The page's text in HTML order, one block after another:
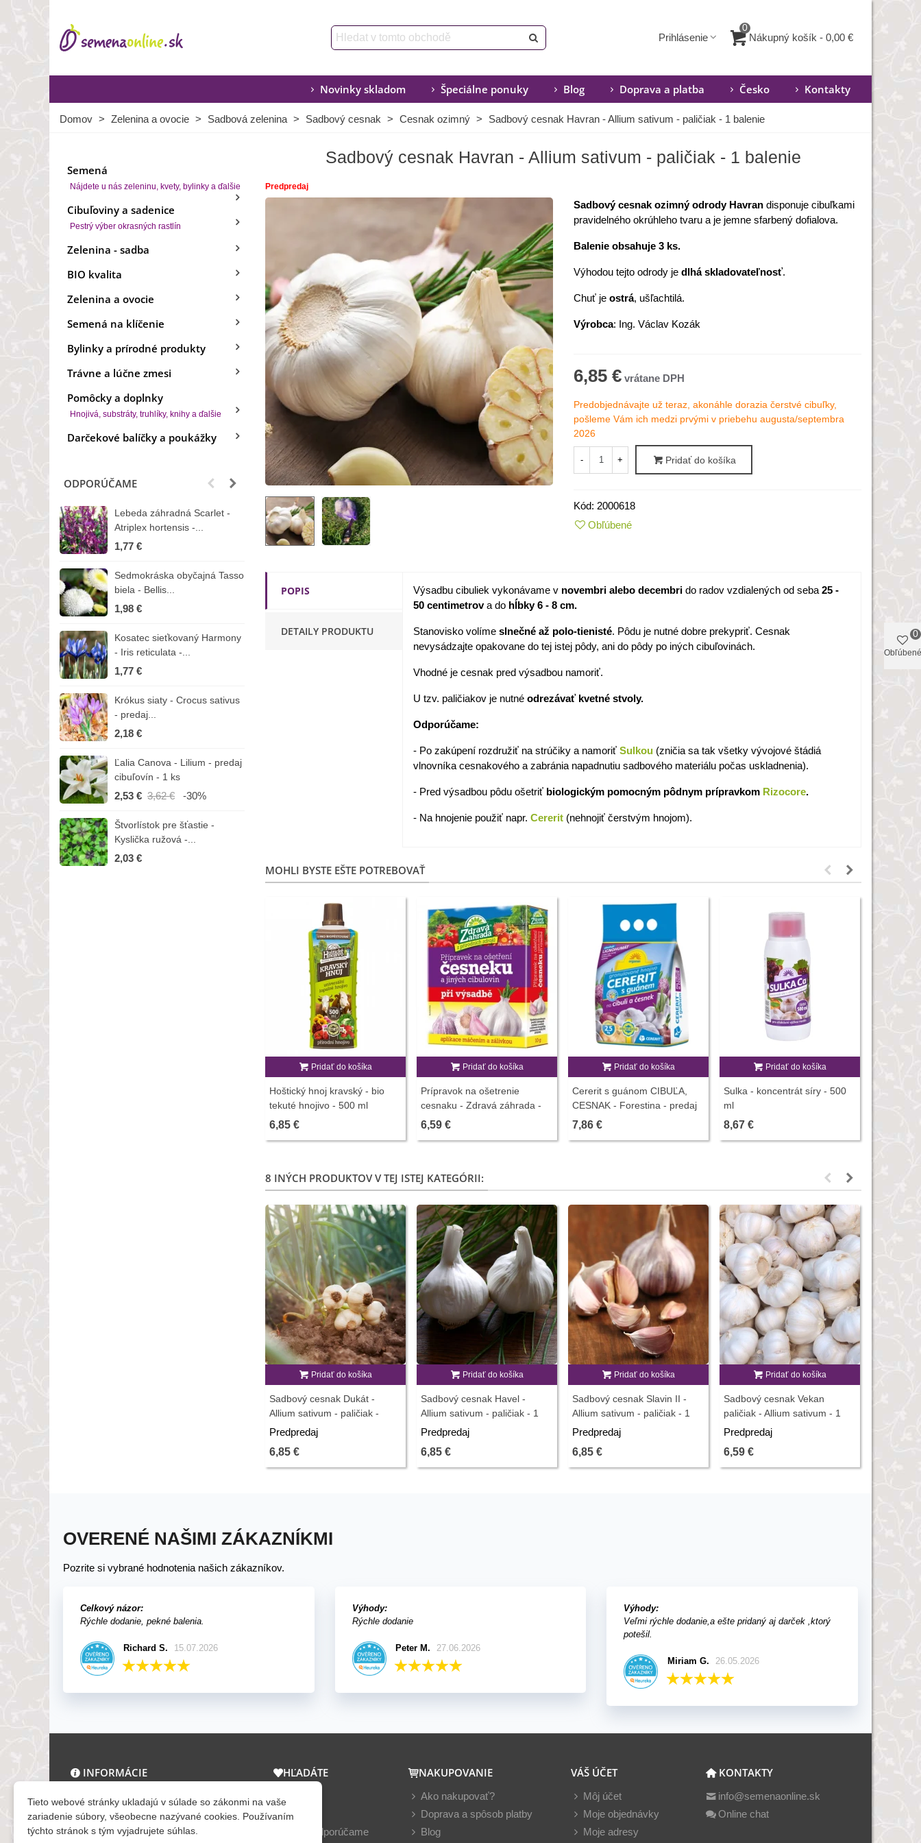
Prihlásenie
0
Nákupný košík - 0,00 €
Novinky skladom Špeciálne ponuky Blog Doprava a platba Česko Kontakty
Domov > Zelenina a ovocie > Sadbová zelenina > Sadbový cesnak > Cesnak ozimný > Sadbový cesnak Havran - Allium sativum - paličiak - 1 balenie
Semená
Nájdete u nás zeleninu, kvety, bylinky a ďalšie
Cibuľoviny a sadenice
Pestrý výber okrasných rastlín
Zelenina - sadba
BIO kvalita
Zelenina a ovocie
Semená na klíčenie
Bylinky a prírodné produkty
Trávne a lúčne zmesi
Pomôcky a doplnky
Hnojivá, substráty, truhlíky, knihy a ďalšie
Darčekové balíčky a poukážky
ODPORÚČAME
Lebeda záhradná Scarlet -
Atriplex hortensis -...
1,77 €
Sedmokráska obyčajná Tasso
biela - Bellis...
1,98 €
Kosatec sieťkovaný Harmony
- Iris reticulata -...
1,77 €
Krókus siaty - Crocus sativus
- predaj...
2,18 €
Ľalia Canova - Lilium - predaj
cibuľovín - 1 ks
2,53 € 3,62 € -30%
Štvorlístok pre šťastie -
Kyslička ružová -...
2,03 €
BIO Kaleráb Dyna - Brassica
oleracea var....
3,55 €
Hippeastrum -...
Kapucínka nízka - Alaska Mix
Sadbový cesnak Havran - Allium sativum - paličiak - 1 balenie
Predpredaj
Sadbový cesnak ozimný odrody Havran disponuje cibuľkami
pravidelného okrúhleho tvaru a je jemne sfarbený dofialova.
Balenie obsahuje 3 ks.
Výhodou tejto odrody je dlhá skladovateľnosť.
Chuť je ostrá, ušľachtilá.
Výrobca: Ing. Václav Kozák
6,85 €
Predobjednávajte už teraz, akonáhle dorazia čerstvé cibuľky,
pošleme Vám ich medzi prvými v priebehu augusta/septembra
2026
- + Pridať do košíka
Kód: 2000618
Obľúbené
POPIS
DETAILY PRODUKTU
Výsadbu cibuliek vykonávame v novembri alebo decembri do radov vzdialených od seba 25 -
50 centimetrova do hĺbky 6 - 8 cm.
Stanovisko volíme slnečné až polo-tienisté. Pôdu je nutné dobre prekypriť. Cesnak
nevysádzajte opakovane do tej istej pôdy, ani do pôdy po iných cibuľovinách.
Vhodné je cesnak pred výsadbou namoriť.
U tzv. paličiakov je nutné odrezávať kvetné stvoly.
Odporúčame:
- Po zakúpení rozdružiť na strúčiky a namoriť Sulkou (zničia sa tak všetky vývojové štádiá
vlnovníka cesnakového a zabránia napadnutiu sadbového materiálu počas uskladnenia).
- Pred výsadbou pôdu ošetriť biologickým pomocným pôdnym prípravkom Rizocore.
- Na hnojenie použiť napr. Cererit (nehnojiť čerstvým hnojom).
MOHLI BYSTE EŠTE POTREBOVAŤ
Pridať do košíka
Hoštický hnoj kravský - bio
tekuté hnojivo - 500 ml
6,85 €
Pridať do košíka
Prípravok na ošetrenie
cesnaku - Zdravá záhrada -
predaj hnojív - 10 g
6,59 €
Pridať do košíka
Cererit s guánom CIBUĽA,
CESNAK - Forestina - predaj
hnojiv - 2,5 kg
7,86 €
Pridať do košíka
Sulka - koncentrát síry - 500
ml
8,67 €
8 INÝCH PRODUKTOV V TEJ ISTEJ KATEGÓRII:
Pridať do košíka
Sadbový cesnak Dukát -
Allium sativum - paličiak -
predaj cibulí cesnaku - 1
Predpredaj
6,85 €
Pridať do košíka
Sadbový cesnak Havel -
Allium sativum - paličiak - 1
balenie
Predpredaj
6,85 €
Pridať do košíka
Sadbový cesnak Slavin II -
Allium sativum - paličiak - 1
balenie
Predpredaj
6,85 €
Pridať do košíka
Sadbový cesnak Vekan
paličiak - Allium sativum - 1
balenie
Predpredaj
6,59 €
OVERENÉ NAŠIMI ZÁKAZNÍKMI
Pozrite si vybrané hodnotenia našich zákazníkov.
Celkový názor:
Rýchle dodanie, pekné balenia.
Richard S. 15.07.2026
Výhody:
Rýchle dodanie
Peter M. 27.06.2026
Výhody:
Veľmi rýchle dodanie,a ešte pridaný aj darček ,ktorý
potešil.
Miriam G. 26.05.2026
INFORMÁCIE
O nás a kontakt
Obchodné podmienky
Ochrana osobných údajov
HĽADÁTE
Novinky
Teraz odporúčame
NAKUPOVANIE
Ako nakupovať?
Doprava a spôsob platby
Blog
VÁŠ ÚČET
Môj účet
Moje objednávky
Moje adresy
KONTAKTY
info@semenaonline.sk
Online chat
Obľúbené
0
Tieto webové stránky ukladajú v súlade so zákonmi na vaše
zariadenie súbory, všeobecne nazývané cookies. Používaním
týchto stránok s tým vyjadrujete súhlas.